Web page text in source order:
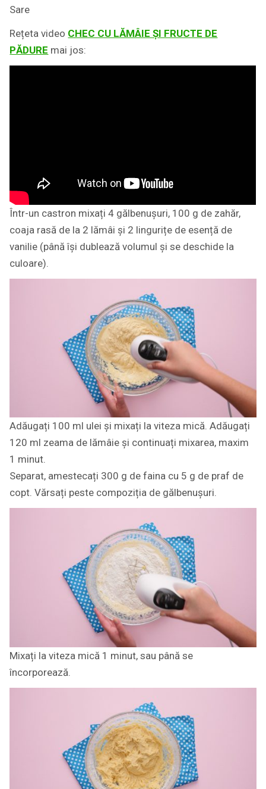
Sare
Rețeta video CHEC CU LĂMÂIE ȘI FRUCTE DE
PĂDURE mai jos:
Într-un castron mixați 4 gălbenușuri, 100 g de zahăr,
coaja rasă de la 2 lămâi și 2 lingurițe de esență de
vanilie (până își dublează volumul și se deschide la
culoare).
Adăugați 100 ml ulei și mixați la viteza mică. Adăugați
120 ml zeama de lămâie și continuați mixarea, maxim
1 minut.
Separat, amestecați 300 g de faina cu 5 g de praf de
copt. Vărsați peste compoziția de gălbenușuri.
Mixați la viteza mică 1 minut, sau până se
încorporează.